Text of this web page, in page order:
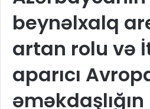
beynəlxalq
artan rolu və
aparıcı
əməkdaşlığın